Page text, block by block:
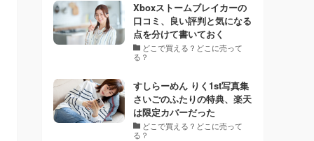
Xboxストームブレイカーの
口コミ、良い評判と気になる
点を分けて書いておく
どこで買える？どこに売って
る？
すしらーめん りく1st写真集
さいごのふたりの特典、楽天
は限定カバーだった
どこで買える？どこに売って
る？